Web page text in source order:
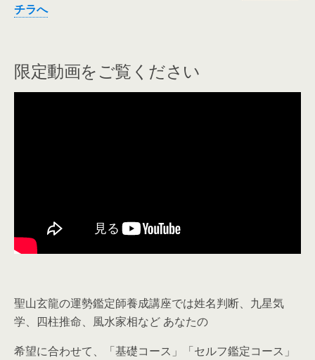
チラへ
限定動画をご覧ください
聖山玄龍の運勢鑑定師養成講座では姓名判断、九星気
学、四柱推命、風水家相など あなたの
希望に合わせて、「基礎コース」「セルフ鑑定コース」